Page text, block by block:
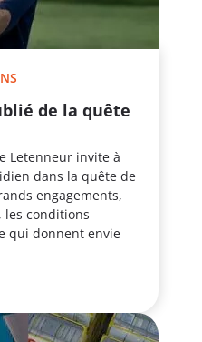
de la quête
Letenneur invite à
dans la quête de
engagements,
les conditions
qui donnent envie